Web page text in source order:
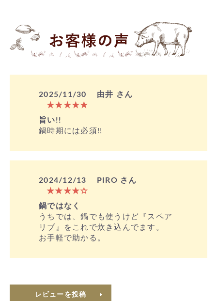
2025/11/30
由井 さん
★★★★★
旨い!!
鍋時期には必須!!
2024/12/13
PIRO さん
★★★★☆
鍋ではなく
うちでは、鍋でも使うけど『スペア
リブ』をこれで炊き込んでます。
お手軽で助かる。
レビューを投稿